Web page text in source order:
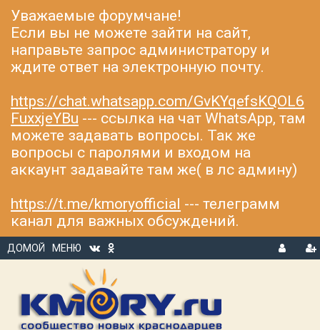
Уважаемые форумчане!
Если вы не можете зайти на сайт,
направьте запрос администратору и
ждите ответ на электронную почту.
https://chat.whatsapp.com/GvKYqefsKQOL6
FuxxjeYBu --- ссылка на чат WhatsApp, там
можете задавать вопросы. Так же
вопросы с паролями и входом на
аккаунт задавайте там же( в лс админу)
https://t.me/kmoryofficial --- телеграмм
канал для важных обсуждений.
ДОМОЙ
МЕНЮ
В
Р